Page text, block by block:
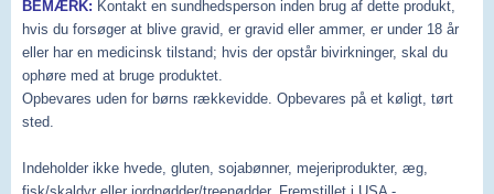
BEMÆRK: Kontakt en sundhedsperson inden brug af dette produkt,
hvis du forsøger at blive gravid, er gravid eller ammer, er under 18 år
eller har en medicinsk tilstand; hvis der opstår bivirkninger, skal du
ophøre med at bruge produktet.
Opbevares uden for børns rækkevidde. Opbevares på et køligt, tørt
sted.
Indeholder ikke hvede, gluten, sojabønner, mejeriprodukter, æg,